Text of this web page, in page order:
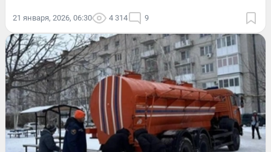
21 января, 2026, 06:30 4 314 9